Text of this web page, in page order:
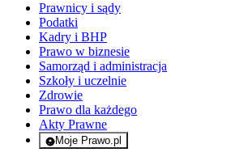
Prawnicy i sądy
Podatki
Kadry i BHP
Prawo w biznesie
Samorząd i administracja
Szkoły i uczelnie
Zdrowie
Prawo dla każdego
Akty Prawne
Moje Prawo.pl
- rejestracja i logowanie do